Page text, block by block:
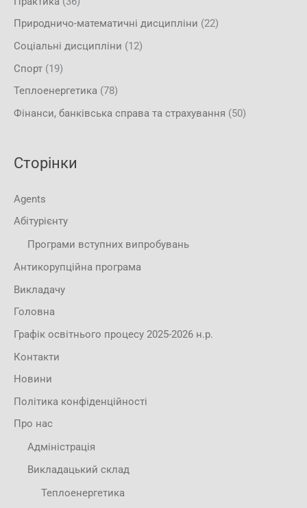
Природничо-математичні дисципліни (22)
Соціальні дисципліни (12)
Спорт (19)
Теплоенергетика (78)
Фінанси, банківська справа та страхування (50)
Сторінки
Agents
Абітурієнту
Програми вступних випробувань
Антикорупційна програма
Викладачу
Головна
Графік освітнього процесу 2025-2026 н.р.
Контакти
Новини
Політика конфіденційності
Про нас
Адміністрація
Викладацький склад
Теплоенергетика